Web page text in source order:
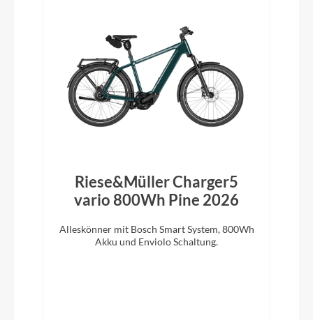
Riese&Müller Charger5
vario 800Wh Pine 2026
Alleskönner mit Bosch Smart System, 800Wh
Akku und Enviolo Schaltung.